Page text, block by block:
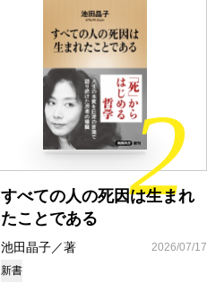
2
すべての人の死因は生まれ
たことである
池田晶子／著
2026/07/17
新書